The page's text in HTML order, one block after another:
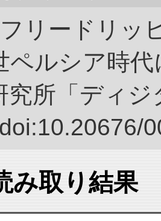
リードリッ
ペルシア時
究所「ディ
み取り結果